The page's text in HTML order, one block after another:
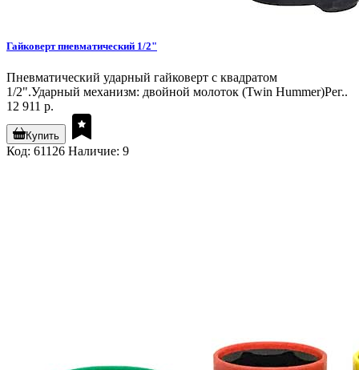
Гайковерт пневматический 1/2"
Пневматический ударный гайковерт с квадратом
1/2".Ударный механизм: двойной молоток (Twin Hummer)Рег..
12 911 р.
Купить
Код: 61126 Наличие: 9